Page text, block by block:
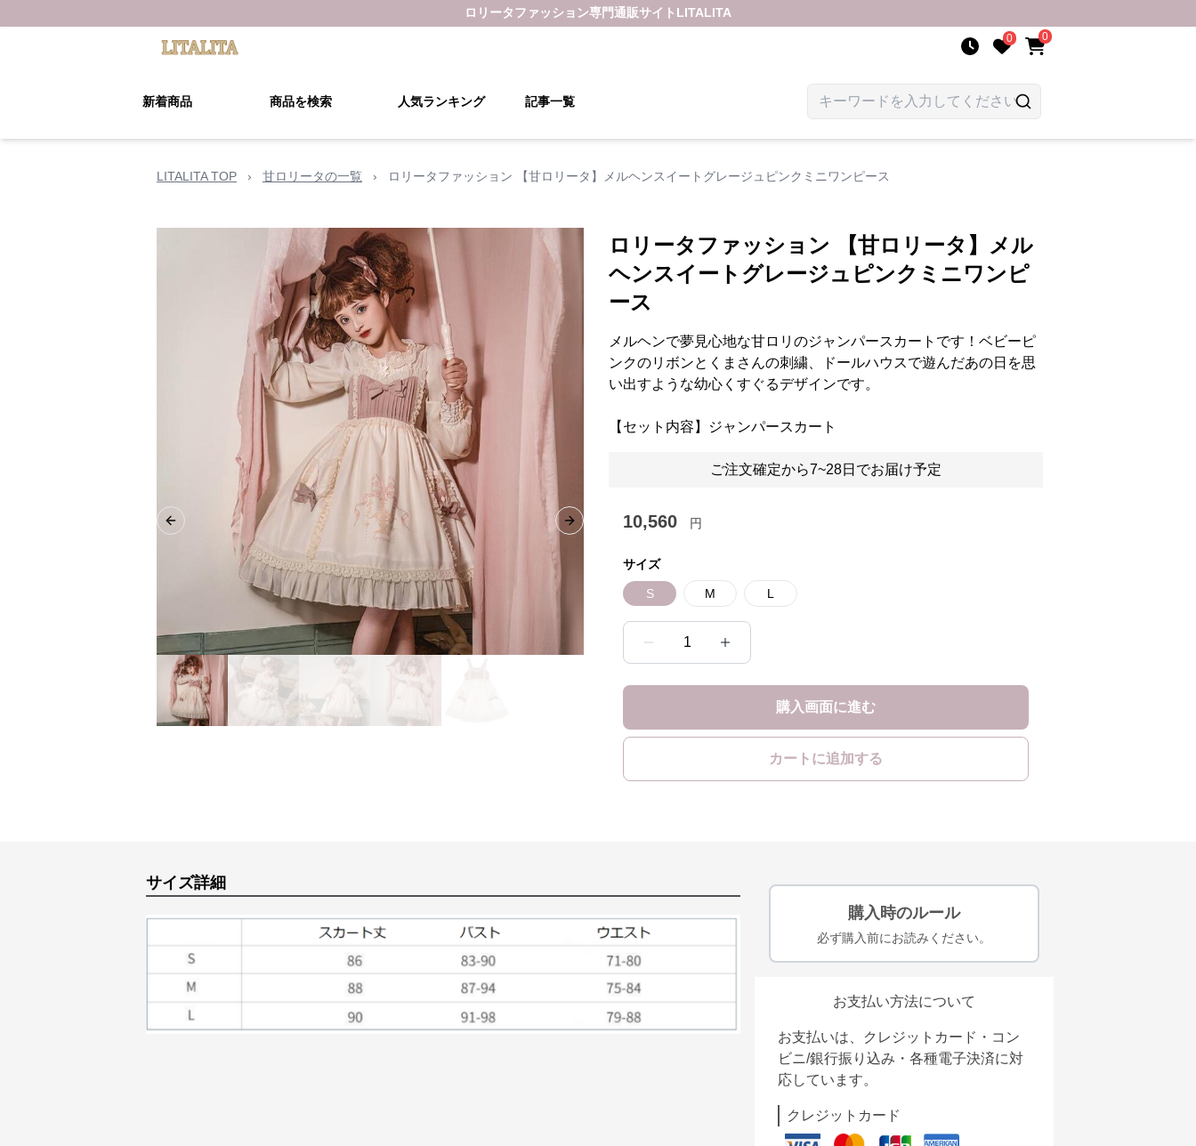
ロリータファッション専門通販サイト LITALITA
0 0
新着商品 商品を検索 人気ランキング 記事一覧
LITALITA TOP › 甘ロリータの一覧 › ロリータファッション 【甘ロリータ】メルヘンスイートグレージュピンクミニワンピース
Previous slide Next slide
ロリータファッション 【甘ロリータ】メル
ヘンスイートグレージュピンクミニワンピ
ース
メルヘンで夢見心地な甘ロリのジャンパースカートです！ベビーピ
ンクのリボンとくまさんの刺繍、ドールハウスで遊んだあの日を思
い出すような幼心くすぐるデザインです。
【セット内容】ジャンパースカート
ご注文確定から7~28日でお届け予定
10,560 円
サイズ
S M L
1
購入画面に進む
カートに追加する
サイズ詳細
購入時のルール
必ず購入前にお読みください。
お支払い方法について
お支払いは、クレジットカード・コン
ビニ/銀行振り込み・各種電子決済に対
応しています。
クレジットカード